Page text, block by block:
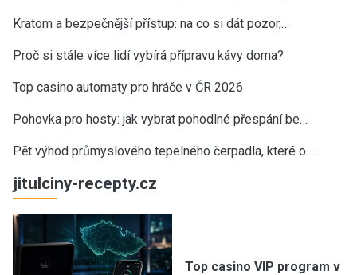
Kratom a bezpečnější přístup: na co si dát pozor,…
Proč si stále více lidí vybírá přípravu kávy doma?
Top casino automaty pro hráče v ČR 2026
Pohovka pro hosty: jak vybrat pohodlné přespání be…
Pět výhod průmyslového tepelného čerpadla, které o…
jitulciny-recepty.cz
Top casino VIP program v